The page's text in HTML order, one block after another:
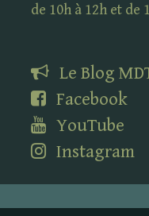
de 10h à 12h et de
Le Blog
Facebook
YouTube
Instagram